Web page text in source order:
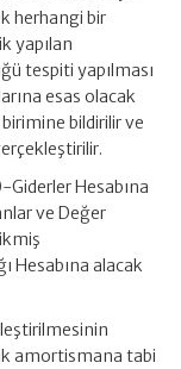
herhangi bir
yapılan
tespiti yapılması
esas olacak
bildirilir ve
Giderler Hesabına
ve Değer
Hesabına alacak
amortismana tabi